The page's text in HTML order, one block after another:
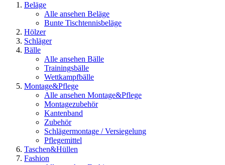
Beläge
Alle ansehen Beläge
Bunte Tischtennisbeläge
Hölzer
Schläger
Bälle
Alle ansehen Bälle
Trainingsbälle
Wettkampfbälle
Montage&Pflege
Alle ansehen Montage&Pflege
Montagezubehör
Kantenband
Zubehör
Schlägermontage / Versiegelung
Pflegemittel
Taschen&Hüllen
Fashion